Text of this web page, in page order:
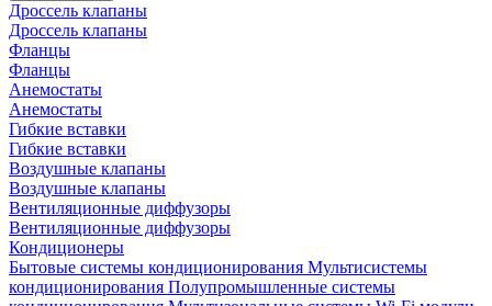
Дроссель клапаны
Дроссель клапаны
Фланцы
Фланцы
Анемостаты
Анемостаты
Гибкие вставки
Гибкие вставки
Воздушные клапаны
Воздушные клапаны
Вентиляционные диффузоры
Вентиляционные диффузоры
Кондиционеры
Бытовые системы кондиционирования Мультисистемы
кондиционирования Полупромышленные системы